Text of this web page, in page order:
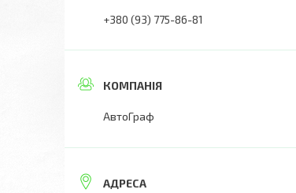
+380 (93) 775-86-81
АвтоГраф